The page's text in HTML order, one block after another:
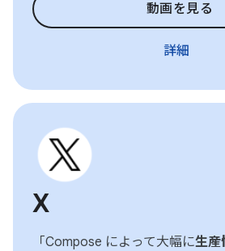
動画を見る
詳細
X
「Compose によって大幅に生産